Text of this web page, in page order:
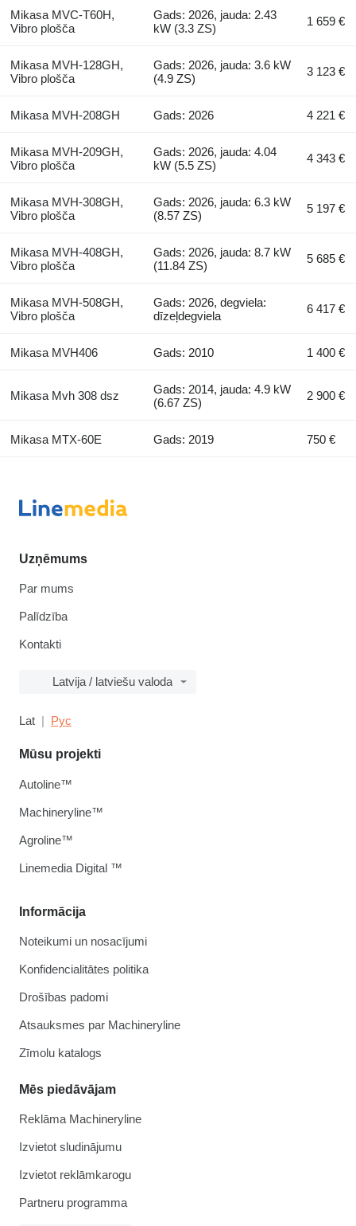
Mikasa MVC-T60H,
Vibro plošča
Gads: 2026, jauda: 2.43
kW (3.3 ZS)
1 659 €
Mikasa MVH-128GH,
Vibro plošča
Gads: 2026, jauda: 3.6 kW
(4.9 ZS)
3 123 €
Mikasa MVH-208GH Gads: 2026 4 221 €
Mikasa MVH-209GH,
Vibro plošča
Gads: 2026, jauda: 4.04
kW (5.5 ZS)
4 343 €
Mikasa MVH-308GH,
Vibro plošča
Gads: 2026, jauda: 6.3 kW
(8.57 ZS)
5 197 €
Mikasa MVH-408GH,
Vibro plošča
Gads: 2026, jauda: 8.7 kW
(11.84 ZS)
5 685 €
Mikasa MVH-508GH,
Vibro plošča
Gads: 2026, degviela:
dīzeļdegviela
6 417 €
Mikasa MVH406 Gads: 2010 1 400 €
Mikasa Mvh 308 dsz
Gads: 2014, jauda: 4.9 kW
(6.67 ZS)
2 900 €
Mikasa MTX-60E Gads: 2019 750 €
Uzņēmums
Par mums
Palīdzība
Kontakti
Latvija / latviešu valoda
Lat Рус
Informācija
Noteikumi un nosacījumi
Konfidencialitātes politika
Drošības padomi
Atsauksmes par Machineryline
Zīmolu katalogs
Mēs piedāvājam
Reklāma Machineryline
Izvietot sludinājumu
Izvietot reklāmkarogu
Partneru programma
Mūsu projekti
Autoline™
Machineryline™
Agroline™
Linemedia Digital ™